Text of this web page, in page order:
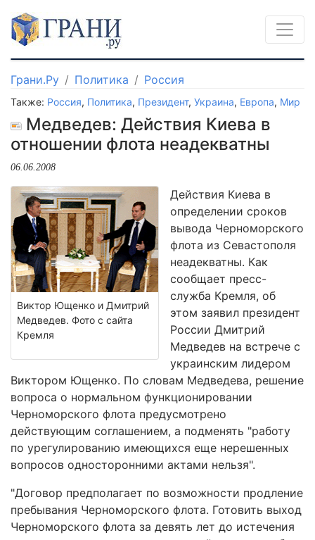
Грани.Ру Политика Россия
Также: Россия, Политика, Президент, Украина, Европа, Мир
Медведев: Действия Киева в
отношении флота неадекватны
06.06.2008
Виктор Ющенко и Дмитрий
Медведев. Фото с сайта
Кремля
Действия Киева в
определении сроков
вывода Черноморского
флота из Севастополя
неадекватны. Как
сообщает пресс-
служба Кремля, об
этом заявил президент
России Дмитрий
Медведев на встрече с
украинским лидером
Виктором Ющенко. По словам Медведева, решение
вопроса о нормальном функционировании
Черноморского флота предусмотрено
действующим соглашением, а подменять "работу
по урегулированию имеющихся еще нерешенных
вопросов односторонними актами нельзя".
"Договор предполагает по возможности продление
пребывания Черноморского флота. Готовить выход
Черноморского флота за девять лет до истечения